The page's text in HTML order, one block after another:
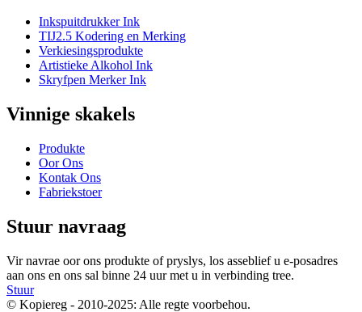
Inkspuitdrukker Ink
TIJ2.5 Kodering en Merking
Verkiesingsprodukte
Artistieke Alkohol Ink
Skryfpen Merker Ink
Vinnige skakels
Produkte
Oor Ons
Kontak Ons
Fabriekstoer
Stuur navraag
Vir navrae oor ons produkte of pryslys, los asseblief u e-posadres
aan ons en ons sal binne 24 uur met u in verbinding tree.
Stuur
© Kopiereg - 2010-2025: Alle regte voorbehou.